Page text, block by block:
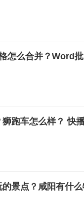
怎么合并？Word
跑车怎么样？ 快
景点？咸阳有什